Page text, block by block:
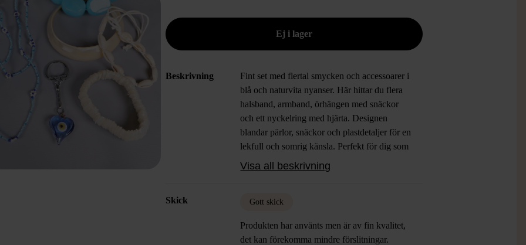
Beskrivning
Fint set med flertal smycken och accessoarer i
blå och naturvita nyanser. Här hittar du flera
halsband, armband, örhängen med snäckor
och ett nyckelring med hjärta. Designen
blandar pärlor, snäckor och plastdetaljer för en
lekfull och somrig känsla. Perfekt för dig som
vill mixa och matcha olika stilar eller ge din
Visa all beskrivning
Skick Gott skick
Produkten har använts men är av fin kvalitet,
det kan förekomma mindre förslitningar.